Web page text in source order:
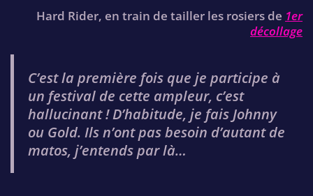
Hard Rider, en train de tailler les rosiers de 1er
décollage
C’est la première fois que je participe à
un festival de cette ampleur, c’est
hallucinant ! D’habitude, je fais Johnny
ou Gold. Ils n’ont pas besoin d’autant de
matos, j’entends par là…